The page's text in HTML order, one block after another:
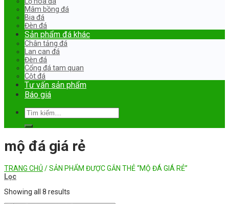
Mâm bồng đá
Bia đá
Đèn đá
Sản phẩm đá khác
Chân tảng đá
Lan can đá
Đèn đá
Cổng đá tam quan
Cột đá
Tư vấn sản phẩm
Báo giá
Tìm
kiếm:
mộ đá giá rẻ
TRANG CHỦ/SẢN PHẨM ĐƯỢC GẮN THẺ “MỘ ĐÁ GIÁ RẺ”
Lọc
Showing all 8 results